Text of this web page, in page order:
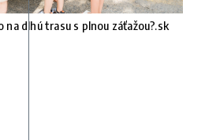
dlhú trasu s plnou záťažou?.sk